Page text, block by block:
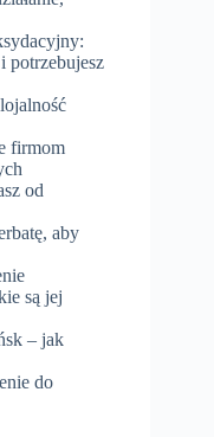
potrzebujesz
firmom
od
aby
są jej
– jak
do